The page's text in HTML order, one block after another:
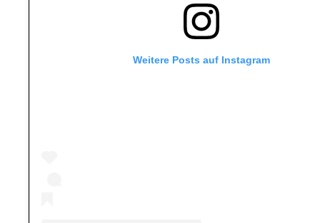
Weitere Posts auf Instagram